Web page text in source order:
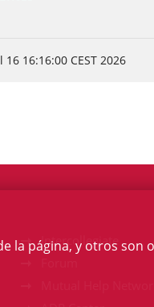
16 16:16:00 CEST 2026
Intercollegiate
la página, y otros son